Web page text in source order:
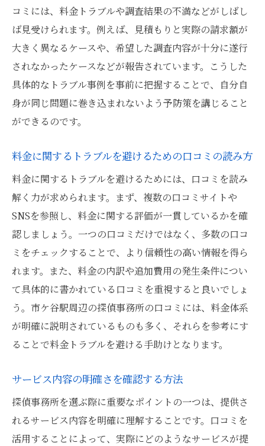
コミには、料金トラブルや調査結果の不満などがしばし
ば見受けられます。例えば、見積もりと実際の請求額が
大きく異なるケースや、希望した調査内容が十分に遂行
されなかったケースなどが報告されています。こうした
具体的なトラブル事例を事前に把握することで、自分自
身が同じ問題に巻き込まれないよう予防策を講じること
ができるのです。
料金に関するトラブルを避けるための口コミの読み方
料金に関するトラブルを避けるためには、口コミを読み
解く力が求められます。まず、複数の口コミサイトや
SNSを参照し、料金に関する評価が一貫しているかを確
認しましょう。一つの口コミだけではなく、多数の口コ
ミをチェックすることで、より信頼性の高い情報を得ら
れます。また、料金の内訳や追加費用の発生条件につい
て具体的に書かれている口コミを重視すると良いでしょ
う。市ケ谷駅周辺の探偵事務所の口コミには、料金体系
が明確に説明されているものも多く、それらを参考にす
ることで料金トラブルを避ける手助けとなります。
サービス内容の明確さを確認する方法
探偵事務所を選ぶ際に重要なポイントの一つは、提供さ
れるサービス内容を明確に理解することです。口コミを
活用することによって、実際にどのようなサービスが提